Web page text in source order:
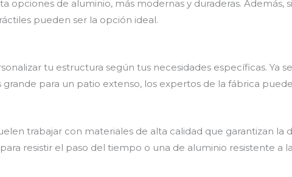
opciones de aluminio, más modernas y duraderas. Además,
pueden ser la opción ideal.
tu estructura según tus necesidades específicas. Ya
para un patio extenso, los expertos de la fábrica
trabajar con materiales de alta calidad que garantizan la
resistir el paso del tiempo o una de aluminio resistente a